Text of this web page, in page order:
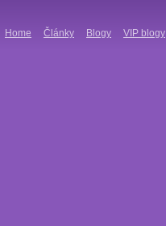
Home Články Blogy VIP blogy